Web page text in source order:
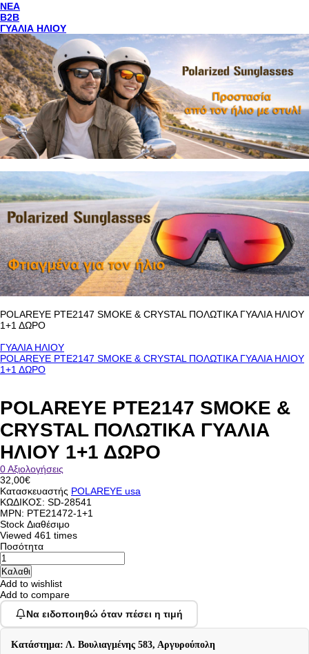
NEA
Β2Β
ΓΥΑΛΙΑ ΗΛΙΟΥ
POLAREYE PTE2147 SMOKE & CRYSTAL ΠΟΛΩΤΙΚΑ ΓΥΑΛΙΑ ΗΛΙΟΥ
1+1 ΔΩΡΟ
ΓΥΑΛΙΑ ΗΛΙΟΥ
POLAREYE PTE2147 SMOKE & CRYSTAL ΠΟΛΩΤΙΚΑ ΓΥΑΛΙΑ ΗΛΙΟΥ
1+1 ΔΩΡΟ
POLAREYE PTE2147 SMOKE &
CRYSTAL ΠΟΛΩΤΙΚΑ ΓΥΑΛΙΑ
ΗΛΙΟΥ 1+1 ΔΩΡΟ
0 Αξιολογήσεις
32,00€
Κατασκευαστής POLAREYE usa
ΚΩΔΙΚΟΣ: SD-28541
MPN: PTE21472-1+1
Stock Διαθέσιμο
Viewed 461 times
Ποσότητα
Add to wishlist
Add to compare
Να ειδοποιηθώ όταν πέσει η τιμή
Κατάστημα: Λ. Βουλιαγμένης 583, Αργυρούπολη